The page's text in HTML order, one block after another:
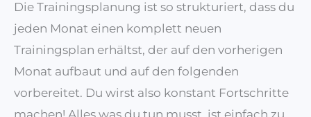
Die Trainingsplanung ist so strukturiert, dass du
jeden Monat einen komplett neuen
Trainingsplan erhältst, der auf den vorherigen
Monat aufbaut und auf den folgenden
vorbereitet. Du wirst also konstant Fortschritte